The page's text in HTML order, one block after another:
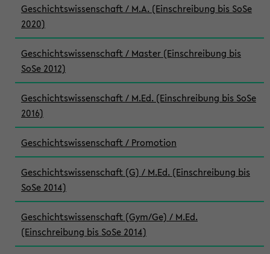
Geschichtswissenschaft / M.A. (Einschreibung bis SoSe
2020)
Geschichtswissenschaft / Master (Einschreibung bis
SoSe 2012)
Geschichtswissenschaft / M.Ed. (Einschreibung bis SoSe
2016)
Geschichtswissenschaft / Promotion
Geschichtswissenschaft (G) / M.Ed. (Einschreibung bis
SoSe 2014)
Geschichtswissenschaft (Gym/Ge) / M.Ed.
(Einschreibung bis SoSe 2014)